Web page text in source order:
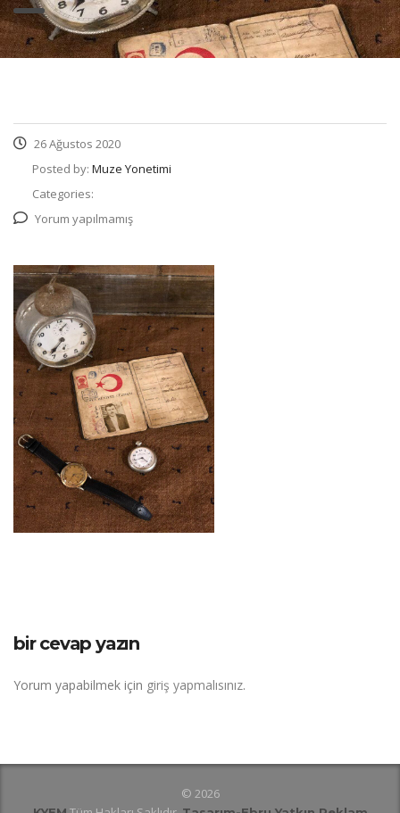
26 Ağustos 2020
Posted by: Muze Yonetimi
Categories:
Yorum yapılmamış
bir cevap yazın
Yorum yapabilmek için giriş yapmalısınız.
© 2026